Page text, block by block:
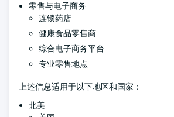
零售与电子商务
连锁药店
健康食品零售商
综合电子商务平台
专业零售地点
上述信息适用于以下地区和国家：
北美